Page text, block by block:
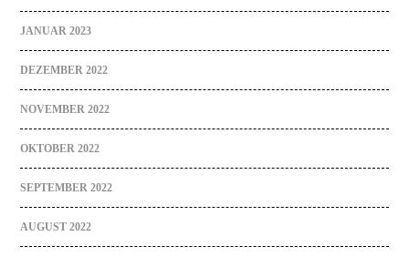
JANUAR 2023
DEZEMBER 2022
NOVEMBER 2022
OKTOBER 2022
SEPTEMBER 2022
AUGUST 2022